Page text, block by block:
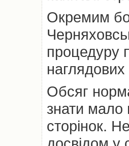
Окремим
процедуру
Обсяг
знати
сторінок.